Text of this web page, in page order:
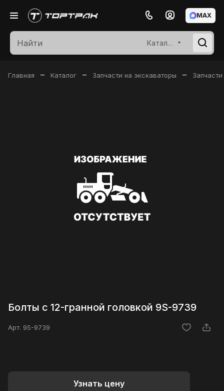
Каталог
MAX
Главная – Каталог – Запчасти на экскаваторы –
Болты с 12-гранной головкой 9S-9739
Арт. 9S-9739
Узнать цену